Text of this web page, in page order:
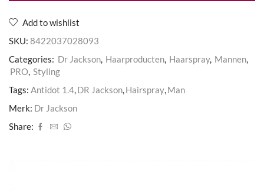
Add to wishlist
SKU: 8422037028093
Categories: Dr Jackson, Haarproducten, Haarspray, Mannen,
PRO, Styling
Tags: Antidot 1.4,DR Jackson,Hairspray,Man
Merk: Dr Jackson
Share: